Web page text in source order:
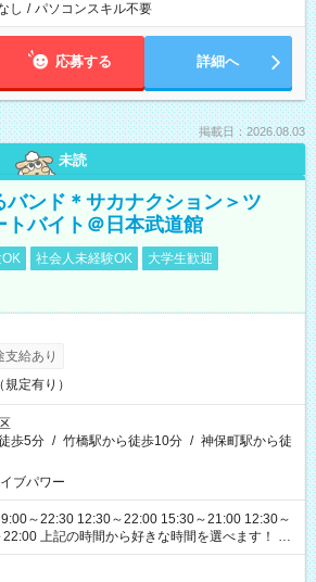
し / パソコンスキル不要
応募する 詳細へ
掲載日：2026.08.03
未読
バンド＊サカナクション＞ツ
トバイト＠日本武道館
社会人未経験OK
大学生歓迎
支給あり
定有り）
歩5分 / 竹橋駅から徒歩10分 / 神保町駅から徒
ブパワー
9:00～22:30 12:30～22:00 15:30～21:00 12:30～
間を選べます！ ※
る可能性があります